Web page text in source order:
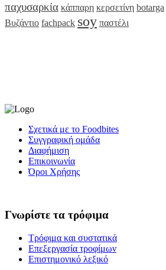
παχυσαρκία κάππαρη κερσετίνη botarga
Βυζάντιο fachpack soy παστέλι
Σχετικά με το Foodbites
Συγγραφική ομάδα
Διαφήμιση
Επικοινωνία
Όροι Χρήσης
Γνωρίστε τα τρόφιμα
Τρόφιμα και συστατικά
Επεξεργασία τροφίμων
Επιστημονικό λεξικό